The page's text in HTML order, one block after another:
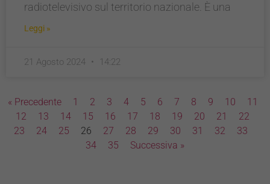
radiotelevisivo sul territorio nazionale. È una
Leggi »
21 Agosto 2024 14:22
« Precedente 1 2 3 4 5 6 7 8 9 10
11
12
13 14 15 16 17 18 19 20 21
22
23
24 25 26 27 28 29 30 31 32
33
34
35 Successiva »